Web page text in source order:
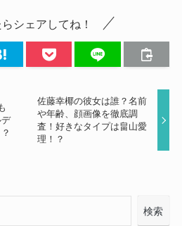
シェアしてね！
佐藤幸椰の彼女は誰？名前
や年齢、顔画像を徹底調
査！好きなタイプは畠山愛
理！？
検索